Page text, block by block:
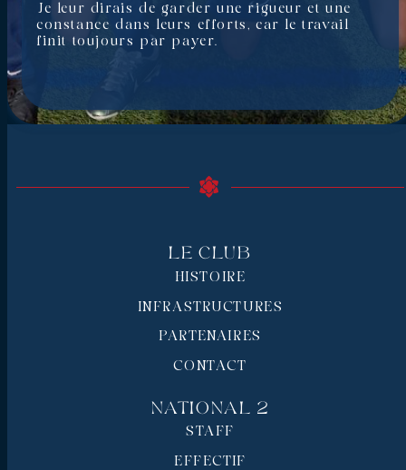
Je leur dirais de garder une rigueur et une
constance dans leurs efforts, car le travail
finit toujours par payer.
Le Club
HISTOIRE
INFRASTRUCTURES
PARTENAIRES
CONTACT
National 2
STAFF
EFFECTIF